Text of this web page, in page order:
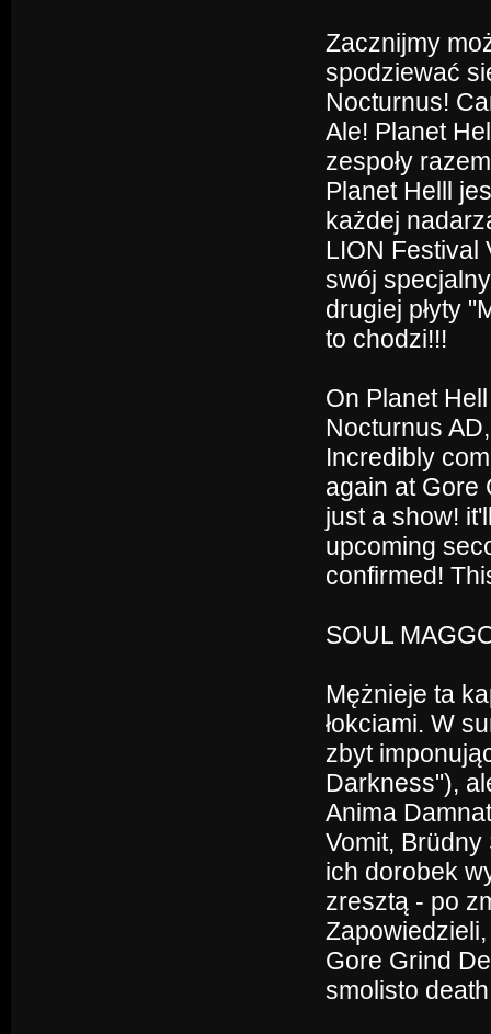
Zacznijmy
spodziewać
Nocturnus!
Ale! Planet
zespoły
Planet Helll
każdej
LION Festival
swój
drugiej płyty
to chodzi!!!
On Planet
Nocturnus
Incredibly
again at Gore
just a show!
upcoming
confirmed!
SOUL
Mężnieje ta
łokciami. W
zbyt
Darkness"),
Anima
Vomit,
ich dorobek
zresztą - po
Gore Grind
smolisto